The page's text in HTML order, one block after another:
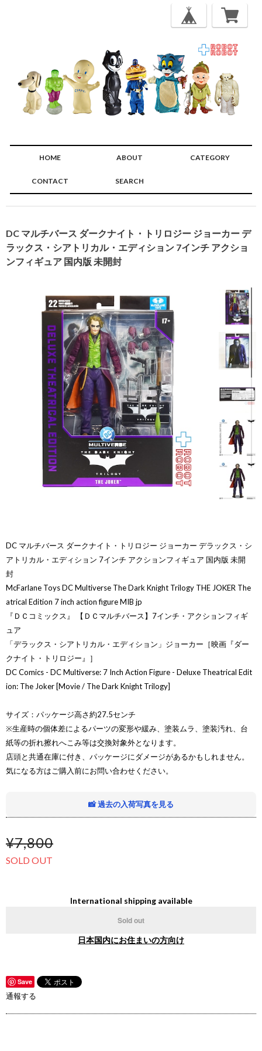
HOME ABOUT CATEGORY
CONTACT SEARCH
DC マルチバース ダークナイト・トリロジー ジョーカー デ
ラックス・シアトリカル・エディション 7インチ アクショ
ンフィギュア 国内版 未開封
DC マルチバース ダークナイト・トリロジー ジョーカー デラックス・シ
アトリカル・エディション 7インチ アクションフィギュア 国内版 未開
封
McFarlane Toys DC Multiverse The Dark Knight Trilogy THE JOKER The
atrical Edition 7 inch action figure MIB jp
『ＤＣコミックス』 【ＤＣマルチバース】7インチ・アクションフィギ
ュア
「デラックス・シアトリカル・エディション」ジョーカー［映画『ダー
クナイト・トリロジー』］
DC Comics - DC Multiverse: 7 Inch Action Figure - Deluxe Theatrical Edit
ion: The Joker [Movie / The Dark Knight Trilogy]
サイズ：パッケージ高さ約27.5センチ
※生産時の個体差によるパーツの変形や緩み、塗装ムラ、塗装汚れ、台
紙等の折れ擦れへこみ等は交換対象外となります。
店頭と共通在庫に付き、パッケージにダメージがあるかもしれません。
気になる方はご購入前にお問い合わせください。
📸 過去の入荷写真を見る
¥7,800
SOLD OUT
International shipping available
Sold out
日本国内にお住まいの方向け
Save
通報する